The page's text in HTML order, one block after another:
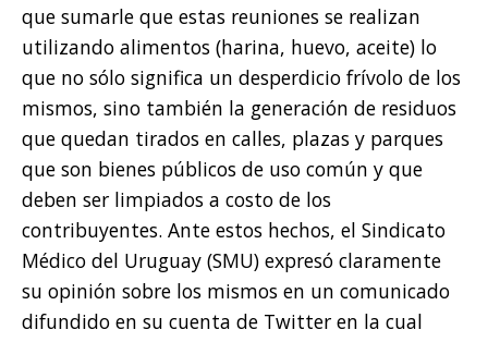
que sumarle que estas reuniones se realizan
utilizando alimentos (harina, huevo, aceite) lo
que no sólo significa un desperdicio frívolo de los
mismos, sino también la generación de residuos
que quedan tirados en calles, plazas y parques
que son bienes públicos de uso común y que
deben ser limpiados a costo de los
contribuyentes. Ante estos hechos, el Sindicato
Médico del Uruguay (SMU) expresó claramente
su opinión sobre los mismos en un comunicado
difundido en su cuenta de Twitter en la cual